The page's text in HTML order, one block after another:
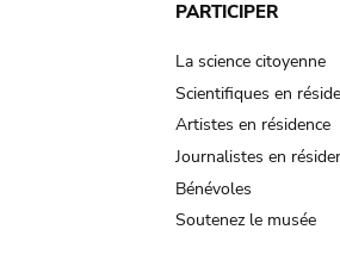
PARTICIPER
La science citoyenne
Scientifiques en
Artistes en résidence
Journalistes en
Bénévoles
Soutenez le musée